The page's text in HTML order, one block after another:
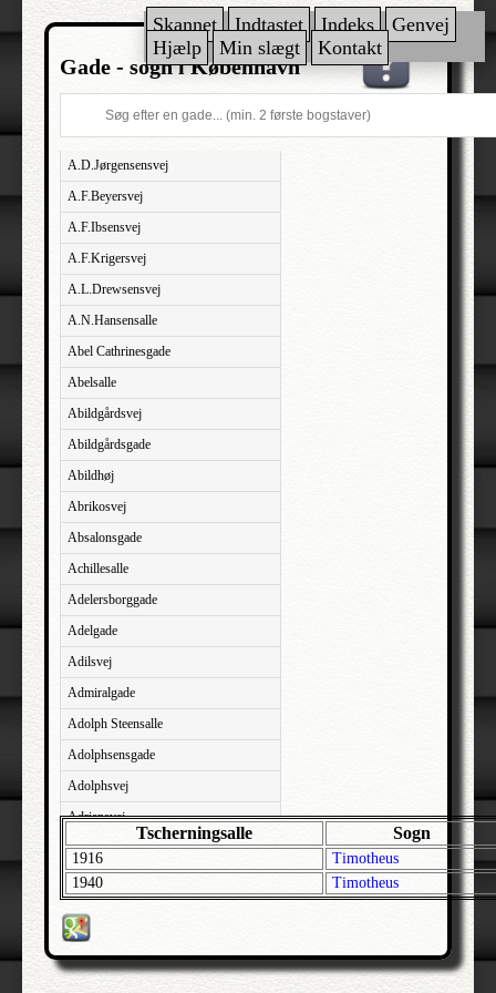
Skannet Indtastet Indeks
Genvej
Hjælp
Min slægt Kontakt
Gade - sogn i København
A.D.Jørgensensvej
A.F.Beyersvej
A.F.Ibsensvej
A.F.Krigersvej
A.L.Drewsensvej
A.N.Hansensalle
Abel Cathrinesgade
Abelsalle
Abildgårdsvej
Abildgårdsgade
Abildhøj
Abrikosvej
Absalonsgade
Achillesalle
Adelersborggade
Adelgade
Adilsvej
Admiralgade
Adolph Steensalle
Adolphsensgade
Adolphsvej
Adriansvej
Aftenbakken
Agavevej
Agerlandsvej
Agermosen
Agerskovvej
Tscherningsalle Sogn
1916
Timotheus
1940
Timotheus